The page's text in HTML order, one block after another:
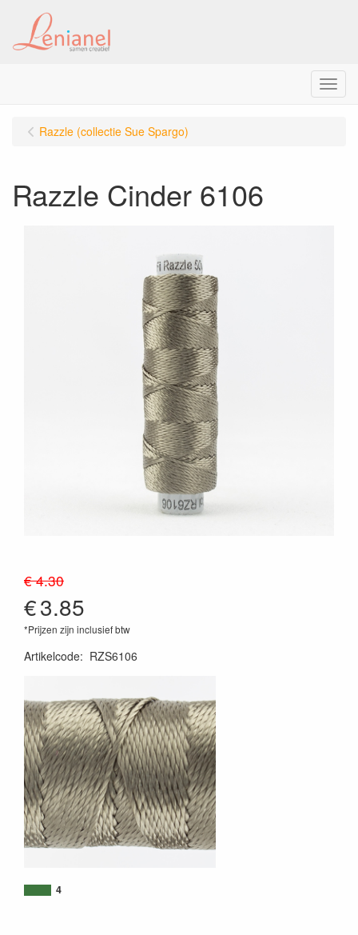
Menu
Razzle (collectie Sue Spargo)
Razzle Cinder 6106
€ 4.30
€3.85
*Prijzen zijn inclusief btw
Artikelcode: RZS6106
4